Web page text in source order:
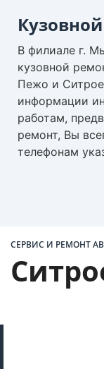
В филиале г.
кузовной
Пежо и
информации
работам,
ремонт, Вы
телефонам
СЕРВИС И РЕМОНТ